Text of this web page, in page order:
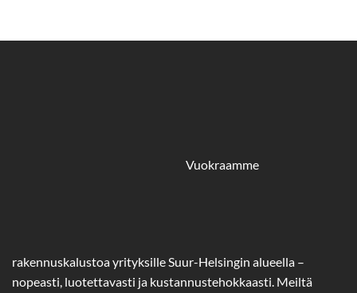
Vuokraamme
rakennuskalustoa yrityksille Suur-Helsingin alueella –
nopeasti, luotettavasti ja kustannustehokkaasti. Meiltä